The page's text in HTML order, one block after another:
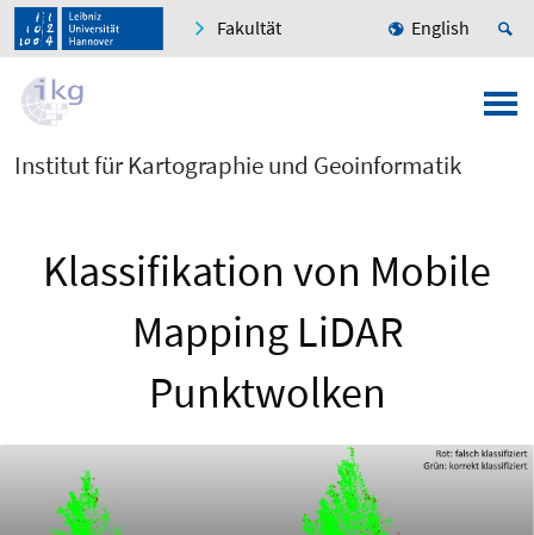
Fakultät English
Institut für Kartographie und Geoinformatik
Klassifikation von Mobile
Mapping LiDAR
Punktwolken